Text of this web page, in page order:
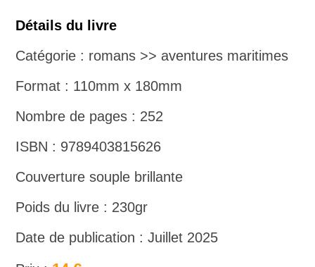
Détails du livre
Catégorie : romans >> aventures maritimes
Format : 110mm x 180mm
Nombre de pages : 252
ISBN : 9789403815626
Couverture souple brillante
Poids du livre : 230gr
Date de publication : Juillet 2025